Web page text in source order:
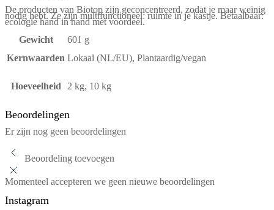
De producten van Biotop zijn geconcentreerd, zodat je maar weinig
nodig hebt. Ze zijn multifunctioneel: ruimte in je kastje. Betaalbaar:
ecologie hand in hand met voordeel.
Gewicht
601 g
Kernwaarden Lokaal (NL/EU), Plantaardig/vegan
Hoeveelheid 2 kg, 10 kg
Beoordelingen
Er zijn nog geen beoordelingen
Beoordeling toevoegen
Momenteel accepteren we geen nieuwe beoordelingen
Instagram